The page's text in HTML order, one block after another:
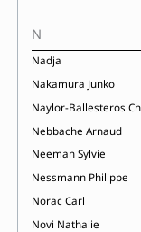
N
Nadja
Nakamura Junko
Naylor-Ballesteros
Nebbache Arnaud
Neeman Sylvie
Nessmann Philippe
Norac Carl
Novi Nathalie